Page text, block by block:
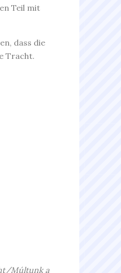
Teil mit
dass die
Tracht.
Múltunk a